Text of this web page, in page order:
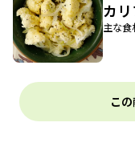
カ
主な
こ